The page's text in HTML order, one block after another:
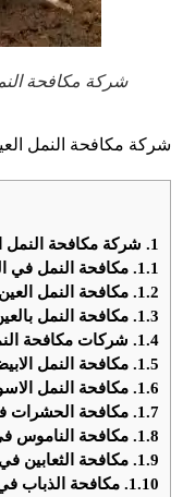
شركة مكافحة
شركة مكافحة النمل العين |0507036261| ارخص
1. شركة مكافحة النمل
1.1. مكافحة النمل في
1.2. مكافحة النمل العين
1.3. مكافحة النمل
1.4. شركات مكافحة
1.5. مكافحة النمل
1.6. مكافحة النمل
1.7. مكافحة الحشرات
1.8. مكافحة الناموس
1.9. مكافحة الثعابين
1.10. مكافحة الذباب